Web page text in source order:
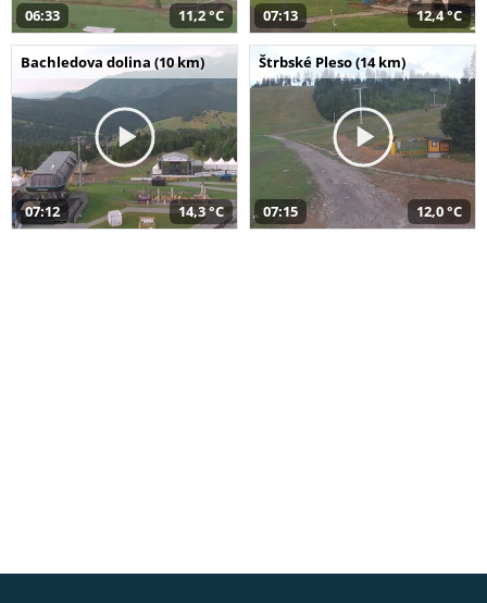
06:33 11,2 °C 07:13 12,4 °C
Bachledova dolina (10 km)
07:12 14,3 °C
Štrbské Pleso (14 km)
07:15 12,0 °C